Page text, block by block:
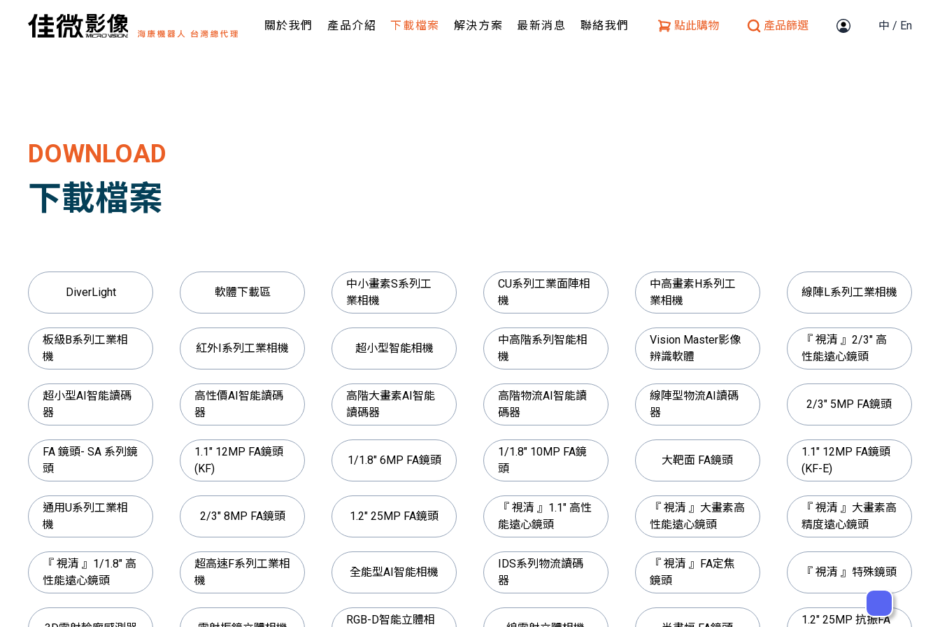
關於我們 產品介紹 下載檔案 解決方案 最新消息 聯絡我們 點此購物 產品篩選 中 / En
DOWNLOAD
下載檔案
DiverLight 軟體下載區
中小畫素S系列工
業相機
CU系列工業面陣相
機
中高畫素H系列工
業相機
線陣L系列工業相機
板級B系列工業相
機
紅外I系列工業相機 超小型智能相機
中高階系列智能相
機
Vision Master影像
辨識軟體
『 視清 』2/3" 高
性能遠心鏡頭
超小型AI智能讀碼
器
高性價AI智能讀碼
器
高階大畫素AI智能
讀碼器
高階物流AI智能讀
碼器
線陣型物流AI讀碼
器
2/3" 5MP FA鏡頭
FA 鏡頭- SA 系列鏡
頭
1.1" 12MP FA鏡頭
(KF)
1/1.8" 6MP FA鏡頭
1/1.8" 10MP FA鏡
頭
大靶面 FA鏡頭
1.1" 12MP FA鏡頭
(KF-E)
通用U系列工業相
機
2/3" 8MP FA鏡頭 1.2" 25MP FA鏡頭
『 視清 』1.1" 高性
能遠心鏡頭
『 視清 』大畫素高
性能遠心鏡頭
『 視清 』大畫素高
精度遠心鏡頭
『 視清 』1/1.8" 高
性能遠心鏡頭
超高速F系列工業相
機
全能型AI智能相機
IDS系列物流讀碼
器
『 視清 』FA定焦
鏡頭
『 視清 』特殊鏡頭
RGB-D智能立體相 1.2" 25MP 抗振FA